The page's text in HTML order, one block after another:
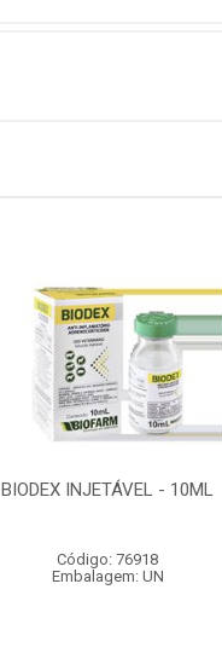
BIODEX INJETÁVEL - 10ML
Código: 76918
Embalagem: UN